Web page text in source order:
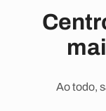
Ao todo,